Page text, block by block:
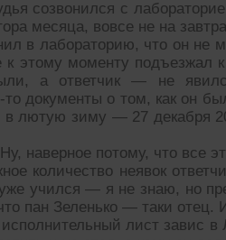
созвонился с
месяца, вовсе не на
в лабораторию, что он
этому моменту подъезжал
а ответчик — не
то документы о том, как он
в лютую зиму — 27 декабря
наверное потому, что все
количество неявок
учился — я не знаю, но
пан Зеленько — таки
лист завис